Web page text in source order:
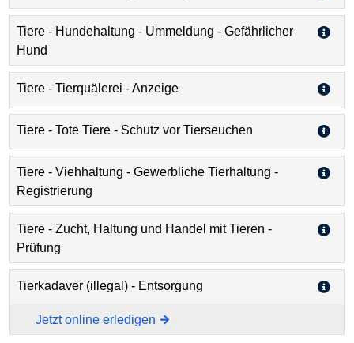
Tiere - Hundehaltung - Ummeldung - Gefährlicher
Hund
Tiere - Tierquälerei - Anzeige
Tiere - Tote Tiere - Schutz vor Tierseuchen
Tiere - Viehhaltung - Gewerbliche Tierhaltung -
Registrierung
Tiere - Zucht, Haltung und Handel mit Tieren -
Prüfung
Tierkadaver (illegal) - Entsorgung
Jetzt online erledigen